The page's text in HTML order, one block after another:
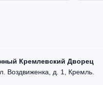
Кремлевский Дворец
Воздвиженка, д. 1, Кремль.